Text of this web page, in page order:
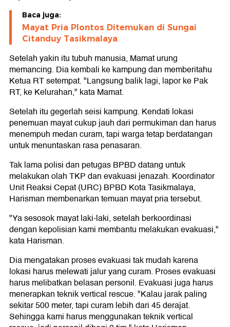
Baca juga:
Mayat Pria Plontos Ditemukan di Sungai
Citanduy Tasikmalaya
Setelah yakin itu tubuh manusia, Mamat urung
memancing. Dia kembali ke kampung dan memberitahu
Ketua RT setempat. "Langsung balik lagi, lapor ke Pak
RT, ke Kelurahan," kata Mamat.
Setelah itu gegerlah seisi kampung. Kendati lokasi
penemuan mayat cukup jauh dari permukiman dan harus
menempuh medan curam, tapi warga tetap berdatangan
untuk menuntaskan rasa penasaran.
Tak lama polisi dan petugas BPBD datang untuk
melakukan olah TKP dan evakuasi jenazah. Koordinator
Unit Reaksi Cepat (URC) BPBD Kota Tasikmalaya,
Harisman membenarkan temuan mayat pria tersebut.
"Ya sesosok mayat laki-laki, setelah berkoordinasi
dengan kepolisian kami membantu melakukan evakuasi,"
kata Harisman.
Dia mengatakan proses evakuasi tak mudah karena
lokasi harus melewati jalur yang curam. Proses evakuasi
harus melibatkan belasan personil. Evakuasi juga harus
menerapkan teknik vertical rescue. "Kalau jarak paling
sekitar 500 meter, tapi curam lebih dari 45 derajat.
Sehingga kami harus menggunakan teknik vertical